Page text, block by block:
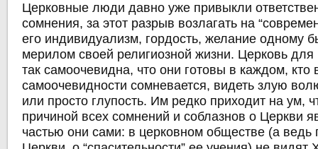
Церковные люди давно уже привыкли
сомнения, за этот разрыв возлагать на
его индивидуализм, гордость, желание одному
мерилом своей религиозной жизни. Церковь для
так самоочевидна, что они готовы в каждом, кто
самоочевидности сомневается, видеть злую
или просто глупость. Им редко приходит на ум,
причиной всех сомнений и соблазнов о Церкви
частью они сами: в церковном обществе (а ведь